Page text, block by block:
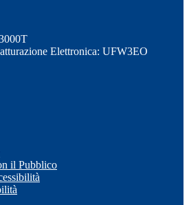
Elettronica: UFW3EO
il Pubblico